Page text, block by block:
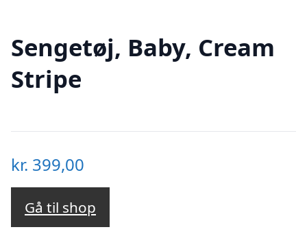
Sengetøj, Baby, Cream
Stripe
kr. 399,00
Gå til shop